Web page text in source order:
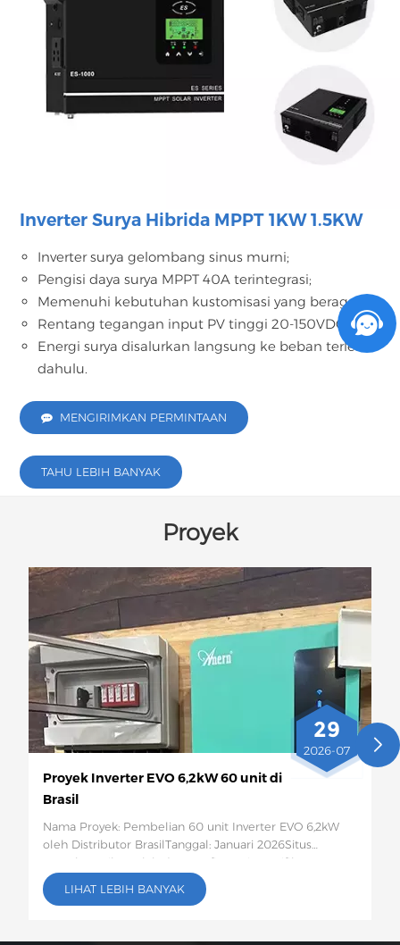
Inverter Surya Hibrida MPPT 1KW 1.5KW
Inverter surya gelombang sinus murni;
Pengisi daya surya MPPT 40A terintegrasi;
Memenuhi kebutuhan kustomisasi yang beragam;
Rentang tegangan input PV tinggi 20-150VDC;
Energi surya disalurkan langsung ke beban terlebih
dahulu.
MENGIRIMKAN PERMINTAAN
TAHU LEBIH BANYAK
Proyek
29
2026-07
Proyek Inverter EVO 6,2kW 60 unit di
Brasil
Nama Proyek: Pembelian 60 unit Inverter EVO 6,2kW
oleh Distributor BrasilTanggal: Januari 2026Situs
Proyek:Brazil Jumlah dan Konfigurasi Spesifik: 60
Inverter Surya EVO 6,2kWDeskripsi Proyek:Sebanyak 60
unit inverter surya EVO 6,2kW ini akan dikirim ke Brasil
LIHAT LEBIH BANYAK